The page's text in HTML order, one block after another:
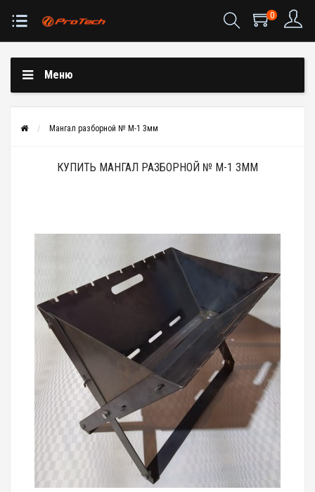
0
Меню
Мангал разборной № М-1 3мм
КУПИТЬ МАНГАЛ РАЗБОРНОЙ № М-1 3ММ